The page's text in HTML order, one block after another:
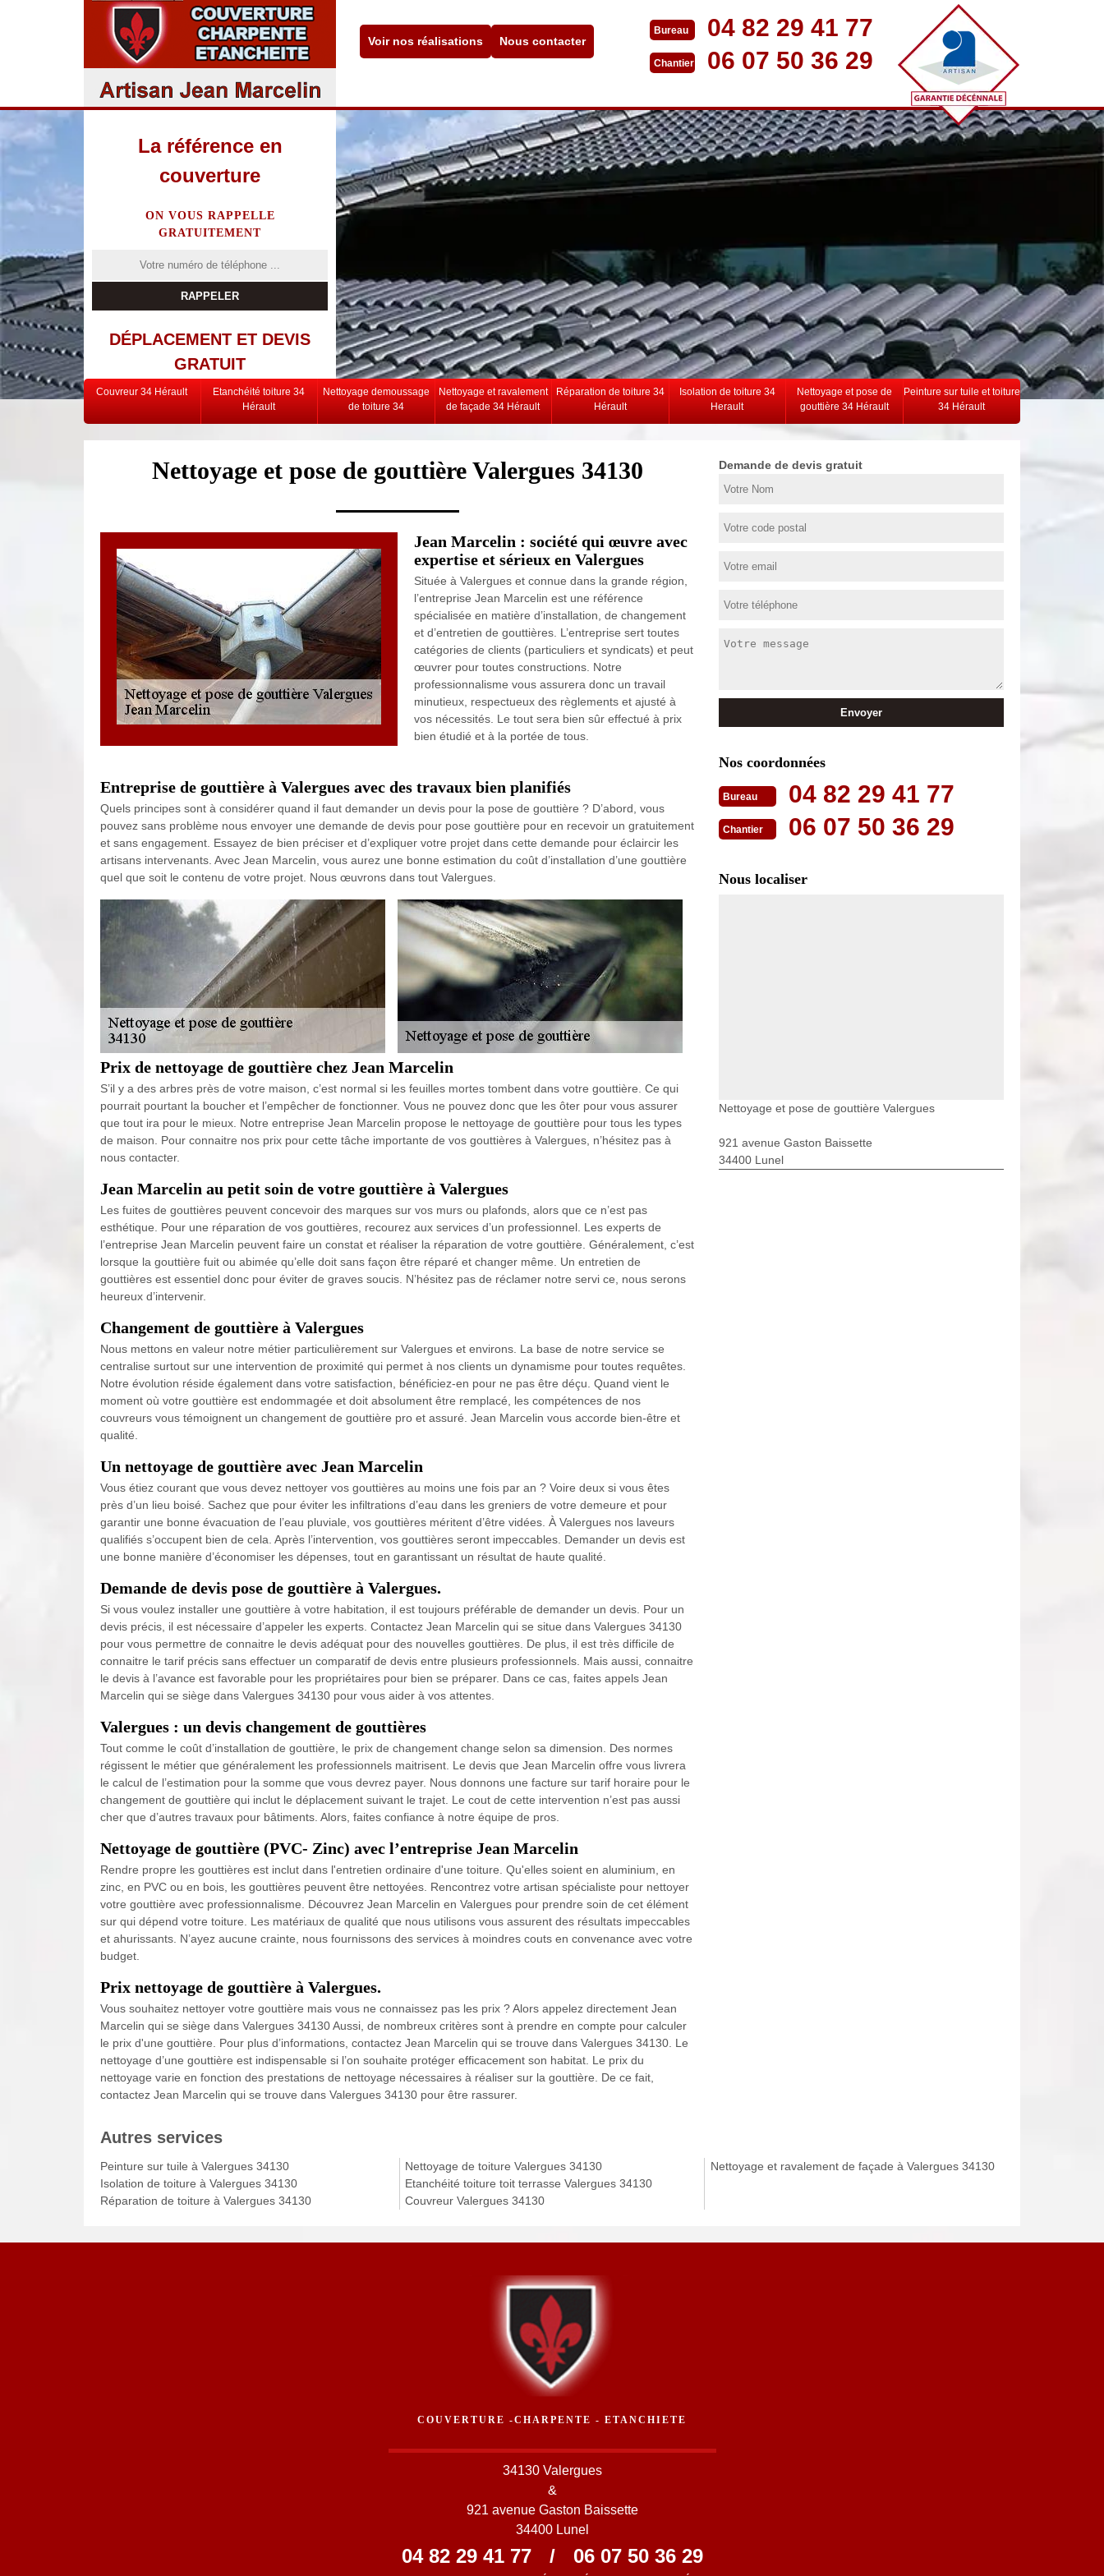
Voir nos réalisations Nous contacter
Bureau 04 82 29 41 77
Chantier 06 07 50 36 29
La référence en
couverture
ON VOUS RAPPELLE
GRATUITEMENT
DÉPLACEMENT ET DEVIS
GRATUIT
Couvreur 34 Hérault
Etanchéité toiture 34
Hérault
Nettoyage demoussage
de toiture 34
Nettoyage et ravalement
de façade 34 Hérault
Réparation de toiture 34
Hérault
Isolation de toiture 34
Herault
Nettoyage et pose de
gouttière 34 Hérault
Peinture sur tuile et toiture
34 Hérault
Nettoyage et pose de gouttière Valergues 34130
Jean Marcelin : société qui œuvre avec
expertise et sérieux en Valergues
Située à Valergues et connue dans la grande région,
l’entreprise Jean Marcelin est une référence
spécialisée en matière d’installation, de changement
et d’entretien de gouttières. L’entreprise sert toutes
catégories de clients (particuliers et syndicats) et peut
œuvrer pour toutes constructions. Notre
professionnalisme vous assurera donc un travail
minutieux, respectueux des règlements et ajusté à
vos nécessités. Le tout sera bien sûr effectué à prix
bien étudié et à la portée de tous.
Entreprise de gouttière à Valergues avec des travaux bien planifiés
Quels principes sont à considérer quand il faut demander un devis pour la pose de gouttière ? D’abord, vous
pouvez sans problème nous envoyer une demande de devis pour pose gouttière pour en recevoir un gratuitement
et sans engagement. Essayez de bien préciser et d’expliquer votre projet dans cette demande pour éclaircir les
artisans intervenants. Avec Jean Marcelin, vous aurez une bonne estimation du coût d’installation d’une gouttière
quel que soit le contenu de votre projet. Nous œuvrons dans tout Valergues.
Prix de nettoyage de gouttière chez Jean Marcelin
S’il y a des arbres près de votre maison, c’est normal si les feuilles mortes tombent dans votre gouttière. Ce qui
pourrait pourtant la boucher et l’empêcher de fonctionner. Vous ne pouvez donc que les ôter pour vous assurer
que tout ira pour le mieux. Notre entreprise Jean Marcelin propose le nettoyage de gouttière pour tous les types
de maison. Pour connaitre nos prix pour cette tâche importante de vos gouttières à Valergues, n’hésitez pas à
nous contacter.
Jean Marcelin au petit soin de votre gouttière à Valergues
Les fuites de gouttières peuvent concevoir des marques sur vos murs ou plafonds, alors que ce n’est pas
esthétique. Pour une réparation de vos gouttières, recourez aux services d’un professionnel. Les experts de
l’entreprise Jean Marcelin peuvent faire un constat et réaliser la réparation de votre gouttière. Généralement, c’est
lorsque la gouttière fuit ou abimée qu’elle doit sans façon être réparé et changer même. Un entretien de
gouttières est essentiel donc pour éviter de graves soucis. N’hésitez pas de réclamer notre servi ce, nous serons
heureux d’intervenir.
Changement de gouttière à Valergues
Nous mettons en valeur notre métier particulièrement sur Valergues et environs. La base de notre service se
centralise surtout sur une intervention de proximité qui permet à nos clients un dynamisme pour toutes requêtes.
Notre évolution réside également dans votre satisfaction, bénéficiez-en pour ne pas être déçu. Quand vient le
moment où votre gouttière est endommagée et doit absolument être remplacé, les compétences de nos
couvreurs vous témoignent un changement de gouttière pro et assuré. Jean Marcelin vous accorde bien-être et
qualité.
Un nettoyage de gouttière avec Jean Marcelin
Vous étiez courant que vous devez nettoyer vos gouttières au moins une fois par an ? Voire deux si vous êtes
près d’un lieu boisé. Sachez que pour éviter les infiltrations d’eau dans les greniers de votre demeure et pour
garantir une bonne évacuation de l’eau pluviale, vos gouttières méritent d’être vidées. À Valergues nos laveurs
qualifiés s’occupent bien de cela. Après l’intervention, vos gouttières seront impeccables. Demander un devis est
une bonne manière d’économiser les dépenses, tout en garantissant un résultat de haute qualité.
Demande de devis pose de gouttière à Valergues.
Si vous voulez installer une gouttière à votre habitation, il est toujours préférable de demander un devis. Pour un
devis précis, il est nécessaire d’appeler les experts. Contactez Jean Marcelin qui se situe dans Valergues 34130
pour vous permettre de connaitre le devis adéquat pour des nouvelles gouttières. De plus, il est très difficile de
connaitre le tarif précis sans effectuer un comparatif de devis entre plusieurs professionnels. Mais aussi, connaitre
le devis à l’avance est favorable pour les propriétaires pour bien se préparer. Dans ce cas, faites appels Jean
Marcelin qui se siège dans Valergues 34130 pour vous aider à vos attentes.
Valergues : un devis changement de gouttières
Tout comme le coût d’installation de gouttière, le prix de changement change selon sa dimension. Des normes
régissent le métier que généralement les professionnels maitrisent. Le devis que Jean Marcelin offre vous livrera
le calcul de l’estimation pour la somme que vous devrez payer. Nous donnons une facture sur tarif horaire pour le
changement de gouttière qui inclut le déplacement suivant le trajet. Le cout de cette intervention n’est pas aussi
cher que d’autres travaux pour bâtiments. Alors, faites confiance à notre équipe de pros.
Nettoyage de gouttière (PVC- Zinc) avec l’entreprise Jean Marcelin
Rendre propre les gouttières est inclut dans l'entretien ordinaire d'une toiture. Qu'elles soient en aluminium, en
zinc, en PVC ou en bois, les gouttières peuvent être nettoyées. Rencontrez votre artisan spécialiste pour nettoyer
votre gouttière avec professionnalisme. Découvrez Jean Marcelin en Valergues pour prendre soin de cet élément
sur qui dépend votre toiture. Les matériaux de qualité que nous utilisons vous assurent des résultats impeccables
et ahurissants. N’ayez aucune crainte, nous fournissons des services à moindres couts en convenance avec votre
budget.
Prix nettoyage de gouttière à Valergues.
Vous souhaitez nettoyer votre gouttière mais vous ne connaissez pas les prix ? Alors appelez directement Jean
Marcelin qui se siège dans Valergues 34130 Aussi, de nombreux critères sont à prendre en compte pour calculer
le prix d'une gouttière. Pour plus d’informations, contactez Jean Marcelin qui se trouve dans Valergues 34130. Le
nettoyage d’une gouttière est indispensable si l’on souhaite protéger efficacement son habitat. Le prix du
nettoyage varie en fonction des prestations de nettoyage nécessaires à réaliser sur la gouttière. De ce fait,
contactez Jean Marcelin qui se trouve dans Valergues 34130 pour être rassurer.
Demande de devis gratuit
Nos coordonnées
Bureau 04 82 29 41 77
Chantier 06 07 50 36 29
Nous localiser
Nettoyage et pose de gouttière Valergues
921 avenue Gaston Baissette
34400 Lunel
Autres services
Peinture sur tuile à Valergues 34130
Isolation de toiture à Valergues 34130
Réparation de toiture à Valergues 34130
Nettoyage de toiture Valergues 34130
Etanchéité toiture toit terrasse Valergues 34130
Couvreur Valergues 34130
Nettoyage et ravalement de façade à Valergues 34130
COUVERTURE -CHARPENTE - ETANCHIETE
34130 Valergues
&
921 avenue Gaston Baissette
34400 Lunel
04 82 29 41 77 / 06 07 50 36 29